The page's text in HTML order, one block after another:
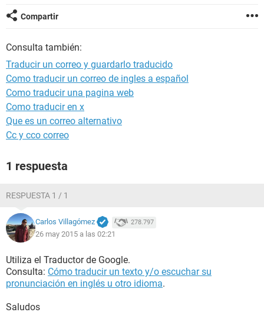
Compartir
Consulta también:
Traducir un correo y guardarlo traducido
Como traducir un correo de ingles a español
Como traducir una pagina web
Como traducir en x
Que es un correo alternativo
Cc y cco correo
1 respuesta
RESPUESTA 1 / 1
Carlos Villagómez 278.797
26 may 2015 a las 02:21
Utiliza el Traductor de Google.
Consulta: Cómo traducir un texto y/o escuchar su
pronunciación en inglés u otro idioma.
Saludos